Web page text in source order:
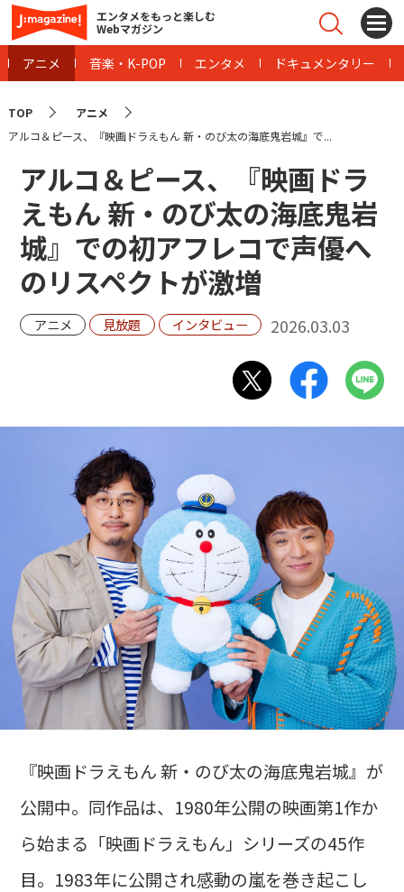
エンタメをもっと楽しむ
Webマガジン
アニメ 音楽・K-POP エンタメ ドキュメンタリー
TOP
アニメ
アルコ＆ピース、『映画ドラえもん 新・のび太の海底鬼岩城』で...
アルコ＆ピース、『映画ドラ
えもん 新・のび太の海底鬼岩
城』での初アフレコで声優へ
のリスペクトが激増
アニメ 見放題 インタビュー 2026.03.03
『映画ドラえもん 新・のび太の海底鬼岩城』が
公開中。同作品は、1980年公開の映画第1作か
ら始まる「映画ドラえもん」シリーズの45作
目。1983年に公開され感動の嵐を巻き起こし